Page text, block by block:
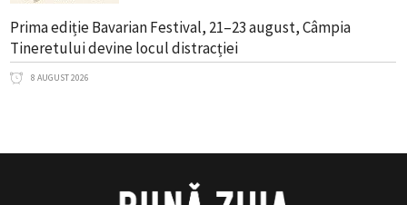
Prima ediție Bavarian Festival, 21–23 august, Câmpia
Tineretului devine locul distracției
8 AUGUST 2026